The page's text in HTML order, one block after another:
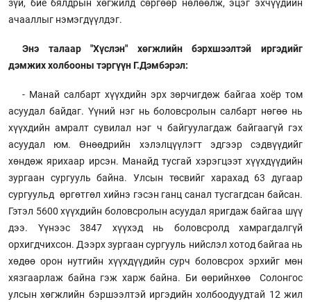
зүй, бие бялдрын хөгжилд сөргөөр нөлөөлж, эцэг эхчүүдийн
ачааллыг нэмэгдүүлдэг.
Энэ талаар "Хүслэн" хөгжлийн бэрхшээлтэй иргэдийг
дэмжих холбооны тэргүүн Г.Дэмбэрэл:
- Манай салбарт хүүхдийн эрх зөрчигдөж байгаа хоёр том
асуудал байдаг. Үүний нэг нь боловсролын салбарт нөгөө нь
хүүхдийн амралт сувилал нэг ч байгуулагдаж байгаагүй гэх
асуудал юм. Өнөөдрийн хэлэлцүүлэгт эдгээр сэдвүүдийг
хөндөж ярихаар ирсэн. Манайд тусгай хэрэгцээт хүүхдүүдийн
зургаан сургууль байна. Улсын төсвийг харахад 63 дугаар
сургуульд өргөтгөл хийнэ гэсэн ганц санал тусгагдсан байсан.
Гэтэл 5600 хүүхдийн боловсролын асуудал яригдаж байгаа шүү
дээ. Үүнээс 3847 хүүхэд нь боловсролд хамрагдалгүй
орхигдчихсон. Дээрх зургаан сургууль нийслэл хотод байгаа нь
хөдөө орон нутгийн хүүхдүүдийн сурч боловсрох эрхийг мөн
хязгаарлаж байна гэж харж байна. Би өөрийнхөө Солонгос
улсын хөгжлийн бэршээлтэй иргэдийн холбоодуудтай 12 жил